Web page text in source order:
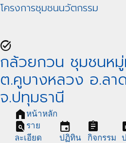
โครงการชุมชนนวัตกรรม
task_alt
กล้วยกวน ชุมชนหมู่
ต.คูบางหลวง อ.ลา
จ.ปทุมธานี
home หน้าหลัก
find_in_page ราย
ละเอียด
event
ปฏิทิน
assignment
กิจกรรม